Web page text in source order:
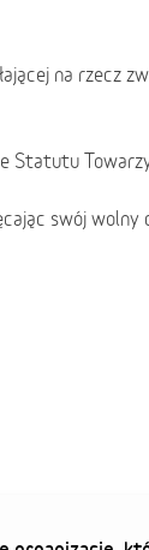
na rzecz
Statutu
swój wolny